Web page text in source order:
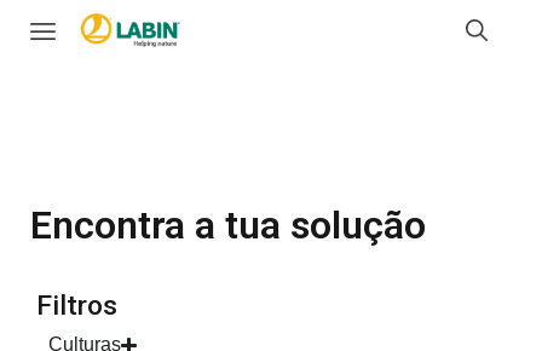
Encontra a tua solução
Filtros
Culturas